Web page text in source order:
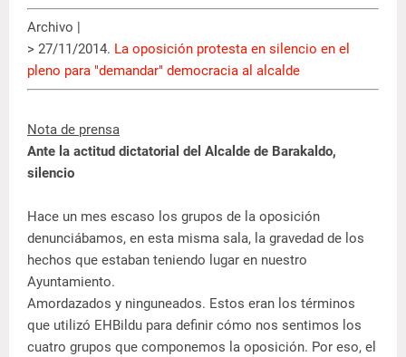
Archivo |
> 27/11/2014. La oposición protesta en silencio en el
pleno para "demandar" democracia al alcalde
Nota de prensa
Ante la actitud dictatorial del Alcalde de Barakaldo,
silencio
Hace un mes escaso los grupos de la oposición
denunciábamos, en esta misma sala, la gravedad de los
hechos que estaban teniendo lugar en nuestro
Ayuntamiento.
Amordazados y ninguneados. Estos eran los términos
que utilizó EHBildu para definir cómo nos sentimos los
cuatro grupos que componemos la oposición. Por eso, el